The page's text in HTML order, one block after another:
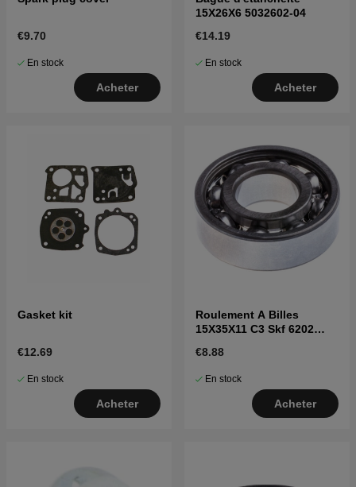
€9.70
En stock
Acheter
15X26X6 5032602-04
€14.19
En stock
Acheter
Gasket kit
€12.69
En stock
Acheter
Roulement A Billes
15X35X11 C3 Skf 6202
€8.88
En stock
Acheter